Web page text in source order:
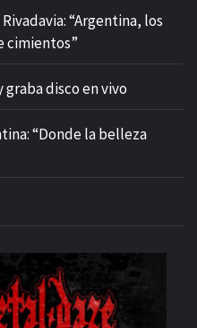
“Argentina, los
cimientos”
graba disco en vivo
“Donde la belleza